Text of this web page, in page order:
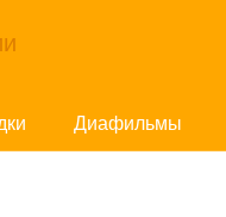
Диафильмы